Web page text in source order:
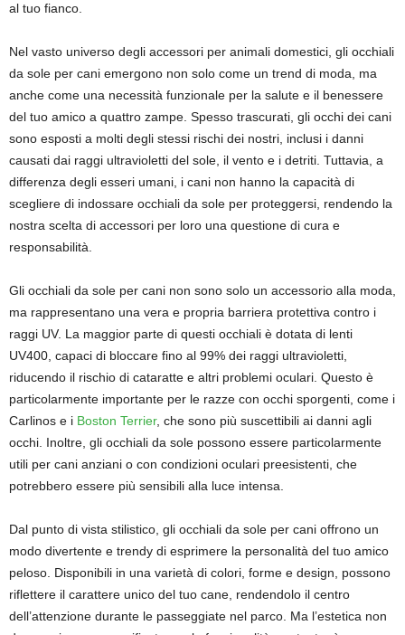
al tuo fianco.
Nel vasto universo degli accessori per animali domestici, gli occhiali
da sole per cani emergono non solo come un trend di moda, ma
anche come una necessità funzionale per la salute e il benessere
del tuo amico a quattro zampe. Spesso trascurati, gli occhi dei cani
sono esposti a molti degli stessi rischi dei nostri, inclusi i danni
causati dai raggi ultravioletti del sole, il vento e i detriti. Tuttavia, a
differenza degli esseri umani, i cani non hanno la capacità di
scegliere di indossare occhiali da sole per proteggersi, rendendo la
nostra scelta di accessori per loro una questione di cura e
responsabilità.
Gli occhiali da sole per cani non sono solo un accessorio alla moda,
ma rappresentano una vera e propria barriera protettiva contro i
raggi UV. La maggior parte di questi occhiali è dotata di lenti
UV400, capaci di bloccare fino al 99% dei raggi ultravioletti,
riducendo il rischio di cataratte e altri problemi oculari. Questo è
particolarmente importante per le razze con occhi sporgenti, come i
Carlinos e i Boston Terrier, che sono più suscettibili ai danni agli
occhi. Inoltre, gli occhiali da sole possono essere particolarmente
utili per cani anziani o con condizioni oculari preesistenti, che
potrebbero essere più sensibili alla luce intensa.
Dal punto di vista stilistico, gli occhiali da sole per cani offrono un
modo divertente e trendy di esprimere la personalità del tuo amico
peloso. Disponibili in una varietà di colori, forme e design, possono
riflettere il carattere unico del tuo cane, rendendolo il centro
dell’attenzione durante le passeggiate nel parco. Ma l’estetica non